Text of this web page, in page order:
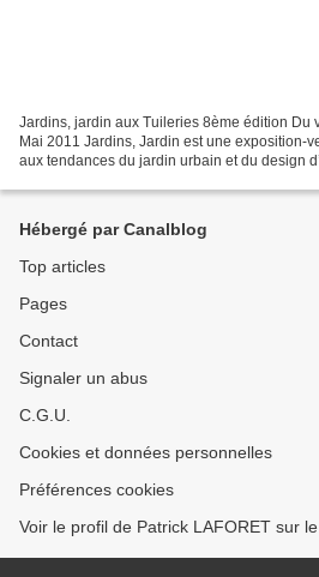
Jardins, jardin aux Tuileries 8ème édition Du
Mai 2011 Jardins, Jardin est une exposition-
aux tendances du jardin urbain et du design
Hébergé par Canalblog
Top articles
Pages
Contact
Signaler un abus
C.G.U.
Cookies et données personnelles
Préférences cookies
Voir le profil de Patrick LAFORET sur